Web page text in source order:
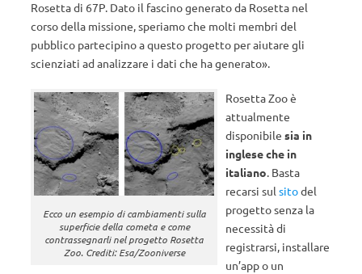
Rosetta di 67P. Dato il fascino generato da Rosetta nel
corso della missione, speriamo che molti membri del
pubblico partecipino a questo progetto per aiutare gli
scienziati ad analizzare i dati che ha generato».
Ecco un esempio di cambiamenti sulla
superficie della cometa e come
contrassegnarli nel progetto Rosetta
Zoo. Crediti: Esa/Zooniverse
Rosetta Zoo è
attualmente
disponibilesia in
inglese che in
italiano. Basta
recarsi sulsitodel
progetto senza la
necessità di
registrarsi, installare
un’app o un